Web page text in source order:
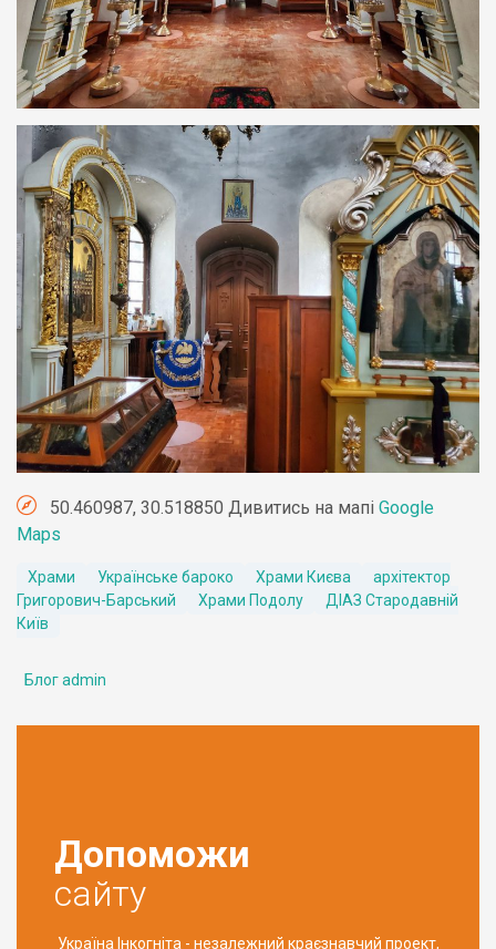
50.460987, 30.518850 Дивитись на мапі Google
Maps
Храми Українське бароко Храми Києва
архітектор
Григорович-Барський
Храми Подолу
ДІАЗ Стародавній
Київ
Блог admin
Допоможи
сайту
Україна Інкогніта - незалежний краєзнавчий проект,